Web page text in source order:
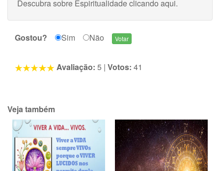
Descubra sobre Espiritualidadeclicando aqui.
Gostou? Sim Não
Avaliação: 5 | Votos: 41
Veja também